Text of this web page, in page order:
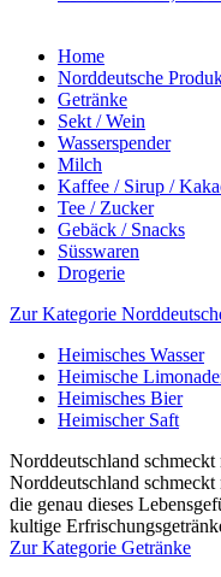
Home
Norddeutsche
Getränke
Sekt / Wein
Wasserspender
Milch
Kaffee / Sirup /
Tee / Zucker
Gebäck / Snacks
Süsswaren
Drogerie
Zur Kategorie
Heimisches Wasser
Heimische
Heimisches Bier
Heimischer Saft
Norddeutschland
Norddeutschland
die genau dieses
kultige
Zur Kategorie Getränke